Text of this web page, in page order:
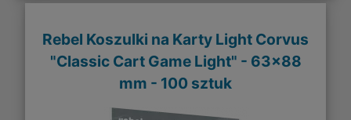
Rebel Koszulki na Karty Light Corvus
"Classic Cart Game Light" - 63x88
mm - 100 sztuk